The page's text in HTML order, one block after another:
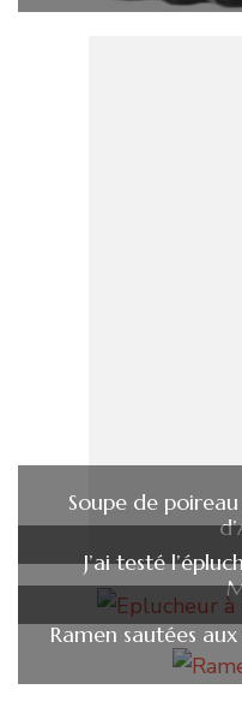
Soupe de
J’ai testé
Ramen sautées